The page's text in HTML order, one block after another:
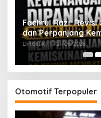
Fachrul Razi: Revisi
dan Perpanjang
Di Politik | 21/06/2026
Otomotif Terpopuler